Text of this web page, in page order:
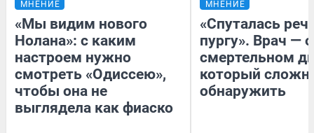
МНЕНИЕ
«Мы видим нового
Нолана»: с каким
настроем нужно
смотреть «Одиссею»,
чтобы она не
выглядела как фиаско
МНЕНИЕ
«Спуталась
пургу». Врач — о
смертельном
который
обнаружить